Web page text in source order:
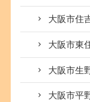
大阪市住
大阪市東
大阪市生
大阪市平